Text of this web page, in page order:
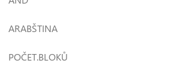
ARABŠTINA
POČET.BLOKŮ